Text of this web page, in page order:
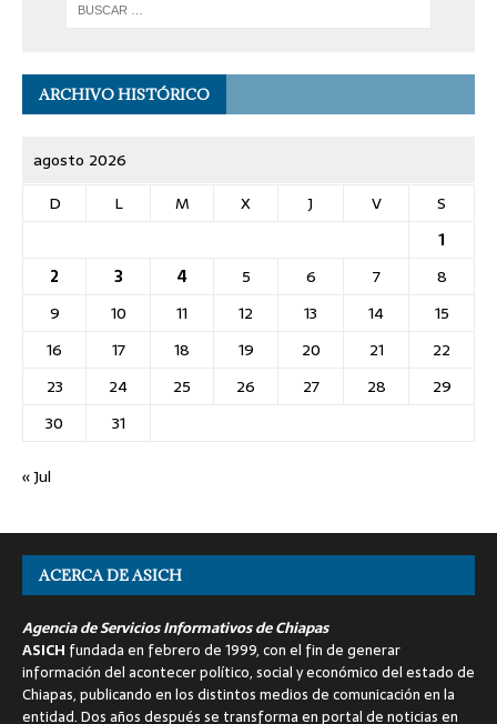
ARCHIVO HISTÓRICO
agosto 2026
D
L M X J V
S
1
2
3 4 5 6 7
8
9
10 11 12 13 14
15
16
17 18 19 20 21
22
23
24 25 26 27 28
29
30
31
« Jul
ACERCA DE ASICH
Agencia de Servicios Informativos de Chiapas
ASICH fundada en febrero de 1999, con el fin de generar
información del acontecer político, social y económico del estado de
Chiapas, publicando en los distintos medios de comunicación en la
entidad. Dos años después se transforma en portal de noticias en